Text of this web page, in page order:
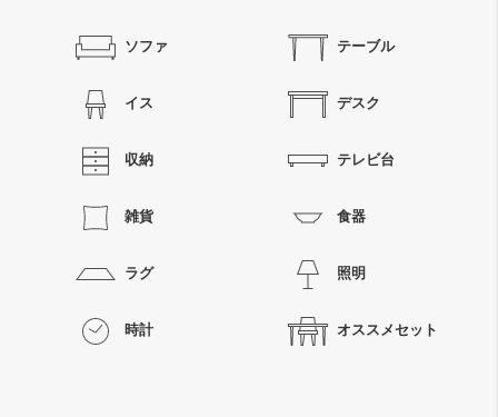
ソファ テーブル
イス デスク
収納 テレビ台
雑貨 食器
ラグ 照明
時計 オススメセット